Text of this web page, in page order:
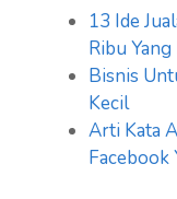
13 Ide
Ribu
Bisnis
Kecil
Arti Kata
Facebook